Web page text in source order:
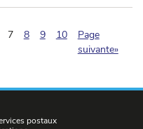
7(pagination.current)
8 9 10
Page
suivante»
postaux